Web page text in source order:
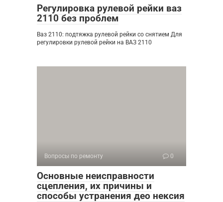
Регулировка рулевой рейки ваз
2110 без проблем
Ваз 2110: подтяжка рулевой рейки со снятием Для
регулировки рулевой рейки на ВАЗ 2110
Вопросы по ремонту 0
Основные неисправности
сцепления, их причины и
способы устранения део нексия